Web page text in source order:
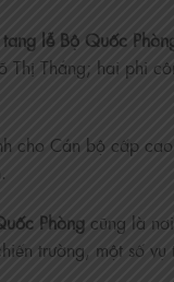
lễ Bộ Quốc
Thắng; hai phi
cho Cán bộ cấp
Phòng cũng là
trường, một số